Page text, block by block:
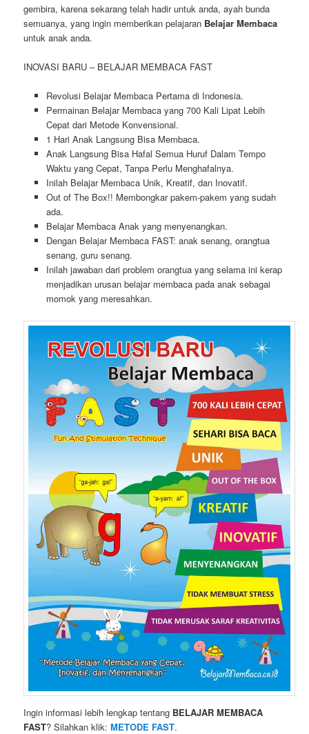
gembira, karena sekarang telah hadir untuk anda, ayah bunda
semuanya, yang ingin memberikan pelajaran Belajar Membaca
untuk anak anda.
INOVASI BARU – BELAJAR MEMBACA FAST
Revolusi Belajar Membaca Pertama di Indonesia.
Permainan Belajar Membaca yang 700 Kali Lipat Lebih
Cepat dari Metode Konvensional.
1 Hari Anak Langsung Bisa Membaca.
Anak Langsung Bisa Hafal Semua Huruf Dalam Tempo
Waktu yang Cepat, Tanpa Perlu Menghafalnya.
Inilah Belajar Membaca Unik, Kreatif, dan Inovatif.
Out of The Box!! Membongkar pakem-pakem yang sudah
ada.
Belajar Membaca Anak yang menyenangkan.
Dengan Belajar Membaca FAST: anak senang, orangtua
senang, guru senang.
Inilah jawaban dari problem orangtua yang selama ini kerap
menjadikan urusan belajar membaca pada anak sebagai
momok yang meresahkan.
Ingin informasi lebih lengkap tentang BELAJAR MEMBACA
FAST? Silahkan klik:METODE FAST.